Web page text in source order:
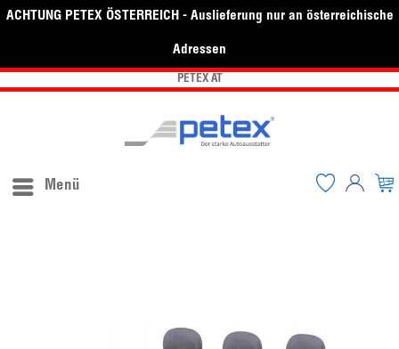
ACHTUNG PETEX ÖSTERREICH - Auslieferung nur an österreichische
Adressen
PETEX AT
Menü